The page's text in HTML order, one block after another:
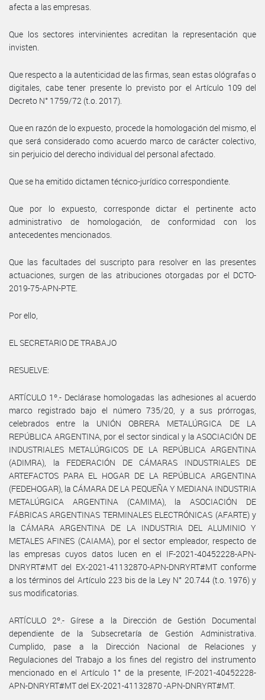
afecta a las empresas.
Que los sectores intervinientes acreditan la representación que
invisten.
Que respecto a la autenticidad de las firmas, sean estas ológrafas o
digitales, cabe tener presente lo previsto por el Artículo 109 del
Decreto N° 1759/72 (t.o. 2017).
Que en razón de lo expuesto, procede la homologación del mismo, el
que será considerado como acuerdo marco de carácter colectivo,
sin perjuicio del derecho individual del personal afectado.
Que se ha emitido dictamen técnico-jurídico correspondiente.
Que por lo expuesto, corresponde dictar el pertinente acto
administrativo de homologación, de conformidad con los
antecedentes mencionados.
Que las facultades del suscripto para resolver en las presentes
actuaciones, surgen de las atribuciones otorgadas por el DCTO-
2019-75-APN-PTE.
Por ello,
EL SECRETARIO DE TRABAJO
RESUELVE:
ARTÍCULO 1º.- Declárase homologadas las adhesiones al acuerdo
marco registrado bajo el número 735/20, y a sus prórrogas,
celebrados entre la UNIÓN OBRERA METALÚRGICA DE LA
REPÚBLICA ARGENTINA, por el sector sindical y la ASOCIACIÓN DE
INDUSTRIALES METALÚRGICOS DE LA REPÚBLICA ARGENTINA
(ADIMRA), la FEDERACIÓN DE CÁMARAS INDUSTRIALES DE
ARTEFACTOS PARA EL HOGAR DE LA REPÚBLICA ARGENTINA
(FEDEHOGAR), la CÁMARA DE LA PEQUEÑA Y MEDIANA INDUSTRIA
METALÚRGICA ARGENTINA (CAMIMA), la ASOCIACIÓN DE
FÁBRICAS ARGENTINAS TERMINALES ELECTRÓNICAS (AFARTE) y
la CÁMARA ARGENTINA DE LA INDUSTRIA DEL ALUMINIO Y
METALES AFINES (CAIAMA), por el sector empleador, respecto de
las empresas cuyos datos lucen en el IF-2021-40452228-APN-
DNRYRT#MT del EX-2021-41132870-APN-DNRYRT#MT conforme
a los términos del Artículo 223 bis de la Ley N° 20.744 (t.o. 1976) y
sus modificatorias.
ARTÍCULO 2º.- Gírese a la Dirección de Gestión Documental
dependiente de la Subsecretaría de Gestión Administrativa.
Cumplido, pase a la Dirección Nacional de Relaciones y
Regulaciones del Trabajo a los fines del registro del instrumento
mencionado en el Artículo 1° de la presente, IF-2021-40452228-
APN-DNRYRT#MT del EX-2021-41132870 -APN-DNRYRT#MT.